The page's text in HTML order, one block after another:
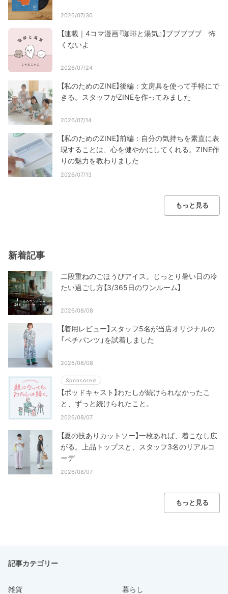
2026/07/30
【連載｜4コマ漫画『珈琲と湯気』】ブブブブブ 怖
くないよ
2026/07/24
【私のためのZINE】後編：文房具を使って手軽にで
きる。スタッフがZINEを作ってみました
2026/07/14
【私のためのZINE】前編：自分の気持ちを素直に表
現することは、心を健やかにしてくれる。ZINE作
りの魅力を教わりました
2026/07/13
もっと見る
新着記事
二段重ねのごほうびアイス。じっとり暑い日の冷
たい過ごし方【3/365日のワンルーム】
2026/08/08
【着用レビュー】スタッフ5名が当店オリジナルの
「ペチパンツ」を試着しました
2026/08/08
Sponsored
【ポッドキャスト】わたしが続けられなかったこ
と、ずっと続けられたこと。
2026/08/07
【夏の技ありカットソー】一枚あれば、着こなし広
がる。上品トップスと、スタッフ3名のリアルコ
ーデ
2026/08/07
もっと見る
記事カテゴリー
雑貨 暮らし